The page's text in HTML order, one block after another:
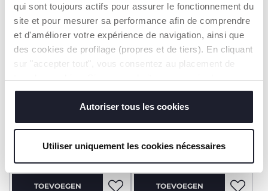
qui sont toujours actifs pour assurer le fonctionnement du
site et pour mesurer sa performance afin de comprendre
et d'améliorer votre expérience de navigation, ainsi que
des cookies de profilage (propres et de tiers). En cliquant
sur "accepter tout", vous consentez au placement de
tous les cookies. Si vous souhaitez en savoir plus ou
modifier ou révoquer le consentement de tous les
cookies ou de certains d'entre eux, cliquez sur "afficher
les détails". En fermant cette bannière, vous consentez à
sont indispensables pour profiter du service demandé.
Autoriser tous les cookies
Utiliser uniquement les cookies nécessaires
Trio Activ3 +
TOEVOEGEN
Trio Mysa - First-Seat
Recline i-Size
TOEVOEGEN